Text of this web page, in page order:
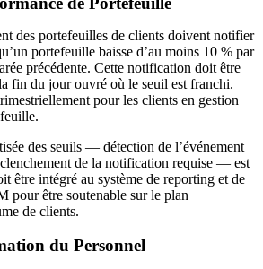
des portefeuilles de clients doivent notifier
portefeuille baisse d’au moins 10 % par
précédente. Cette notification doit être
fin du jour ouvré où le seuil est franchi.
pour les clients en gestion
des seuils — détection de l’événement
de la notification requise — est
être intégré au système de reporting et de
pour être soutenable sur le plan
de clients.
du Personnel